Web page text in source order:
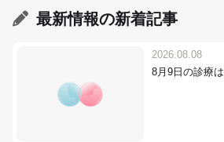
最新情報の新着記事
2026.08.08
8月9日の診療は